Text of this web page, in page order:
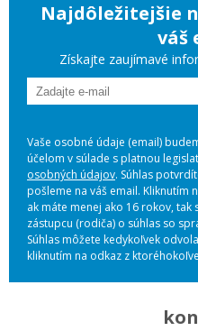
Najdôležitejšie
váš
Získajte zaujímavé
Vaše osobné údaje (email)
účelom v súlade s platnou
osobných údajov. Súhlas
pošleme na váš email. Kliknutím
ak máte menej ako 16 rokov,
zástupcu (rodiča) o súhlas so
Súhlas môžete kedykoľvek
kliknutím na odkaz z